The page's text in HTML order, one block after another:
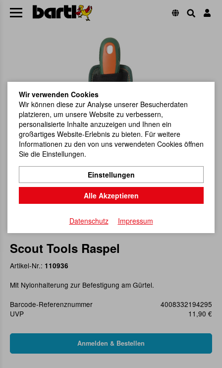
Scout Tools Raspel
Artikel-Nr.: 110936
Mit Nylonhalterung zur Befestigung am Gürtel.
Barcode-Referenznummer
4008332194295
UVP
11,90 €
Wir verwenden Cookies
Wir können diese zur Analyse unserer Besucherdaten
platzieren, um unsere Website zu verbessern,
personalisierte Inhalte anzuzeigen und Ihnen ein
großartiges Website-Erlebnis zu bieten. Für weitere
Informationen zu den von uns verwendeten Cookies öffnen
Sie die Einstellungen.
Einstellungen
Alle Akzeptieren
Datenschutz Impressum